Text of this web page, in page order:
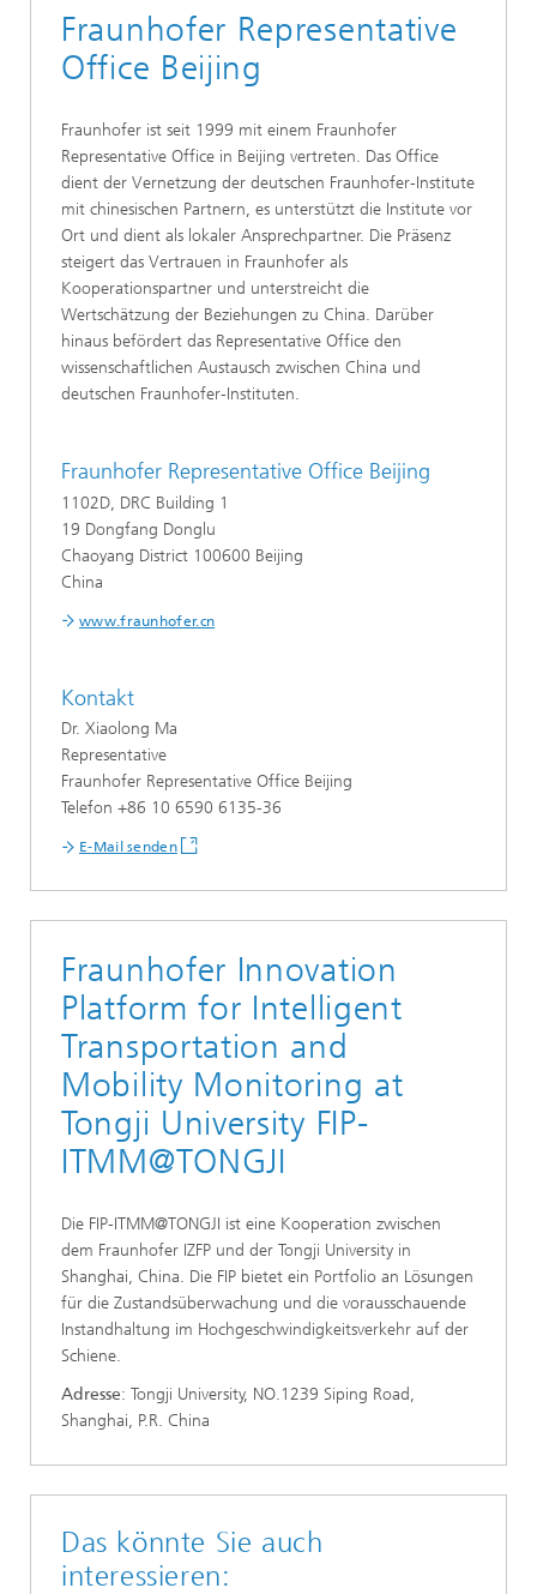
Fraunhofer Representative
Office Beijing
Fraunhofer ist seit 1999 mit einem Fraunhofer
Representative Office in Beijing vertreten. Das Office
dient der Vernetzung der deutschen Fraunhofer-Institute
mit chinesischen Partnern, es unterstützt die Institute vor
Ort und dient als lokaler Ansprechpartner. Die Präsenz
steigert das Vertrauen in Fraunhofer als
Kooperationspartner und unterstreicht die
Wertschätzung der Beziehungen zu China. Darüber
hinaus befördert das Representative Office den
wissenschaftlichen Austausch zwischen China und
deutschen Fraunhofer-Instituten.
Fraunhofer Representative Office Beijing
1102D, DRC Building 1
19 Dongfang Donglu
Chaoyang District 100600 Beijing
China
www.fraunhofer.cn
Kontakt
Dr. Xiaolong Ma
Representative
Fraunhofer Representative Office Beijing
Telefon +86 10 6590 6135-36
E-Mail senden
Fraunhofer Innovation
Platform for Intelligent
Transportation and
Mobility Monitoring at
Tongji University FIP-
ITMM@TONGJI
Die FIP-ITMM@TONGJI ist eine Kooperation zwischen
dem Fraunhofer IZFP und der Tongji University in
Shanghai, China. Die FIP bietet ein Portfolio an Lösungen
für die Zustandsüberwachung und die vorausschauende
Instandhaltung im Hochgeschwindigkeitsverkehr auf der
Schiene.
Adresse: Tongji University, NO.1239 Siping Road,
Shanghai, P.R. China
Das könnte Sie auch
interessieren: